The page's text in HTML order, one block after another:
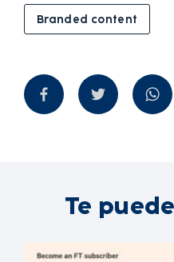
Branded content
Te